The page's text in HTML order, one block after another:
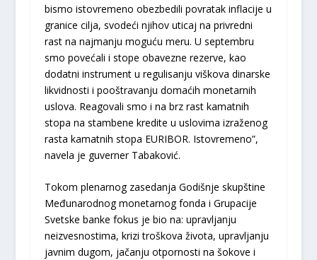
bismo istovremeno obezbedili povratak inflacije u
granice cilja, svodeći njihov uticaj na privredni
rast na najmanju moguću meru. U septembru
smo povećali i stope obavezne rezerve, kao
dodatni instrument u regulisanju viškova dinarske
likvidnosti i pooštravanju domaćih monetarnih
uslova. Reagovali smo i na brz rast kamatnih
stopa na stambene kredite u uslovima izraženog
rasta kamatnih stopa EURIBOR. Istovremeno”,
navela je guverner Tabaković.
Tokom plenarnog zasedanja Godišnje skupštine
Međunarodnog monetarnog fonda i Grupacije
Svetske banke fokus je bio na: upravljanju
neizvesnostima, krizi troškova života, upravljanju
javnim dugom, jačanju otpornosti na šokove i